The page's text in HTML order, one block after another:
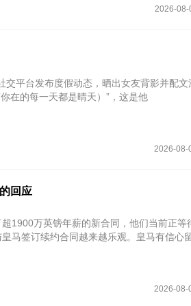
2026-08-
平台发布度假动态，晒出女友背影并配文
在的每一天都是晴天）”，这是他
2026-08-
回应
1900万英镑年薪的新合同，他们当前正等
马签订续约合同越来越乐观。皇马有信心
2026-08-